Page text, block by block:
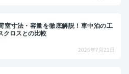
室寸法・容量を徹底解説！車中泊の工
クロスとの比較
2026年7月21日